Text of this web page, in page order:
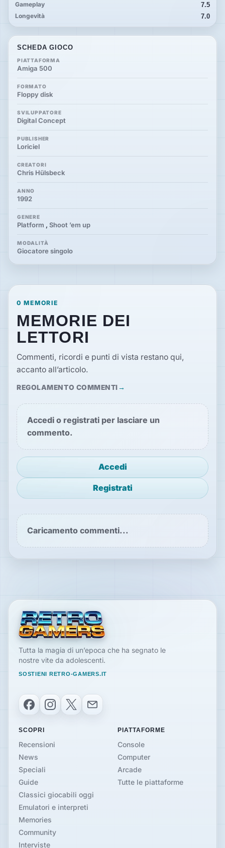
Gameplay
7.5
Longevità
7.0
SCHEDA GIOCO
PIATTAFORMA
Amiga 500
FORMATO
Floppy disk
SVILUPPATORE
Digital Concept
PUBLISHER
Loriciel
CREATORI
Chris Hülsbeck
ANNO
1992
GENERE
Platform , Shoot ’em up
MODALITÀ
Giocatore singolo
0 MEMORIE
MEMORIE DEI
LETTORI
Commenti, ricordi e punti di vista restano qui,
accanto all’articolo.
REGOLAMENTO COMMENTI
Accedi o registrati per lasciare un
commento.
Accedi
Registrati
Caricamento commenti...
Tutta la magia di un’epoca che ha segnato le
nostre vite da adolescenti.
SOSTIENI RETRO-GAMERS.IT
FacebookInstagram
X Email
SCOPRI
Recensioni
News
Speciali
Guide
Classici giocabili oggi
Emulatori e interpreti
Memories
Community
Interviste
PIATTAFORME
Console
Computer
Arcade
Tutte le piattaforme